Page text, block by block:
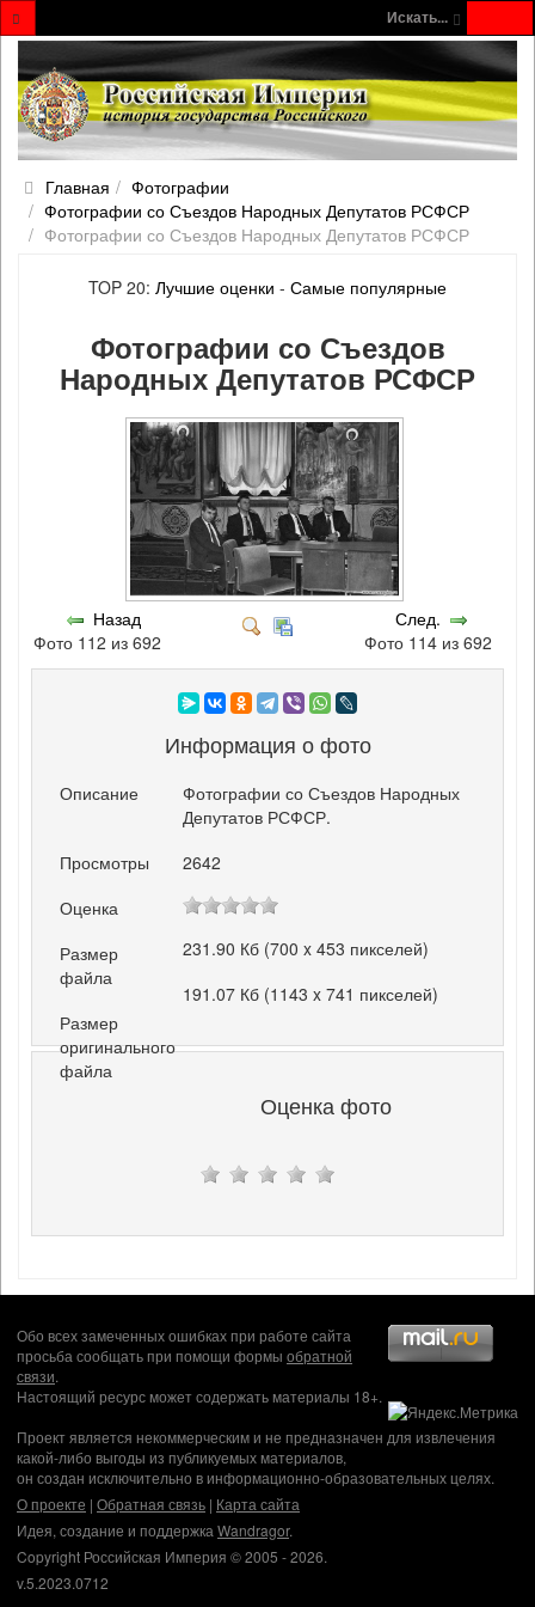
Искать...
Главная
Фотографии
Фотографии со Съездов Народных Депутатов РСФСР
Фотографии со Съездов Народных Депутатов РСФСР
TOP 20: Лучшие оценки - Самые популярные
Фотографии со Съездов
Народных Депутатов РСФСР
Назад
Фото 112 из 692
След.
Фото 114 из 692
Информация о фото
Описание
Фотографии со Съездов Народных
Депутатов РСФСР.
Просмотры
2642
Оценка
Размер
файла
231.90 Кб (700 x 453 пикселей)
Размер
оригинального
файла
191.07 Кб (1143 x 741 пикселей)
Оценка фото
Обо всех замеченных ошибках при работе сайта
просьба сообщать при помощи формы обратной
связи.
Настоящий ресурс может содержать материалы 18+.
Проект является некоммерческим и не предназначен для извлечения
какой-либо выгоды из публикуемых материалов,
он создан исключительно в информационно-образовательных целях.
О проекте | Обратная связь | Карта сайта
Идея, создание и поддержка Wandragor.
Copyright Российская Империя © 2005 - 2026.
v.5.2023.0712